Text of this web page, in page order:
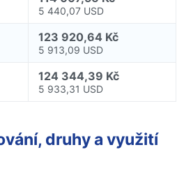
5 440,07 USD
123 920,64 Kč
5 913,09 USD
124 344,39 Kč
5 933,31 USD
druhy a využití